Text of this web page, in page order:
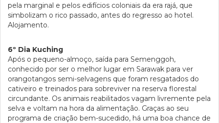
pela marginal e pelos edifícios coloniais da era rajá, que
simbolizam o rico passado, antes do regresso ao hotel.
Alojamento.
6º Dia Kuching
Após o pequeno-almoço, saída para Semenggoh,
conhecido por ser o melhor lugar em Sarawak para ver
orangotangos semi-selvagens que foram resgatados do
cativeiro e treinados para sobreviver na reserva florestal
circundante. Os animais reabilitados vagam livremente pela
selva e voltam na hora da alimentação. Graças ao seu
programa de criação bem-sucedido, há uma boa chance de